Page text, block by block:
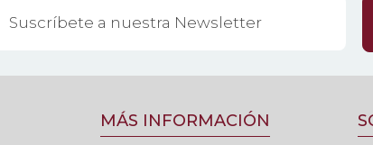
MÁS INFORMACIÓN